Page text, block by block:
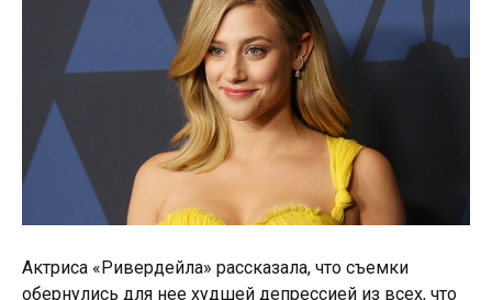
Актриса «Ривердейла» рассказала, что съемки
обернулись для нее худшей депрессией из всех, что